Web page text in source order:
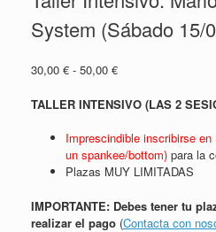
System (Sábado 15/
30,00 € - 50,00 €Rango
precios:
30,00 €
hasta
50,00 €
TALLER INTENSIVO (LAS 2
Imprescindible inscribirse en
un spankee/bottom) para la
Plazas MUY LIMITADAS
IMPORTANTE: Debes tener tu
realizar el pago (Contacta con